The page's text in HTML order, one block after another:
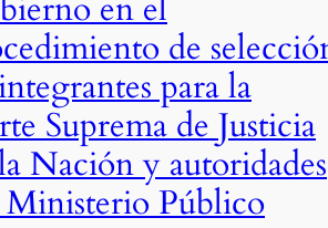
en el
de
para la
Suprema de Justicia
Nación y autoridades
Público